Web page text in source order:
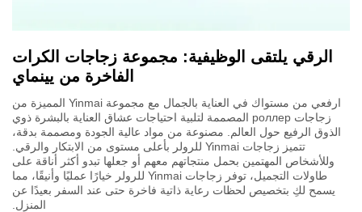
الرقي يلتقى الوظيفية: مجموعة زجاجات الكرات
الفاخرة من يينماي
ارفعي من مستواك في العناية بالجمال مع مجموعة Yinmai المميزة من
زجاجات роллер المصممة لتلبية احتياجات عشاق العناية بالبشرة ذوي
الذوق الرفيع حول العالم. مصنوعة من مواد عالية الجودة ومصممة بدقة،
تتميز زجاجات Yinmai للرولر بأعلى مستوى من الابتكار والرقي.
وللأشخاص المهتمين بحمل منتجاتهم معهم أو جعلها تبدو أكثر أناقة على
طاولات التجميل، توفر زجاجات Yinmai للرولر خيارًا عمليًا وأنيقًا، مما
يسمح لكِ بتخصيص لحظات رعاية ذاتية فاخرة حتى عند السفر بعيدًا عن
المنزل.